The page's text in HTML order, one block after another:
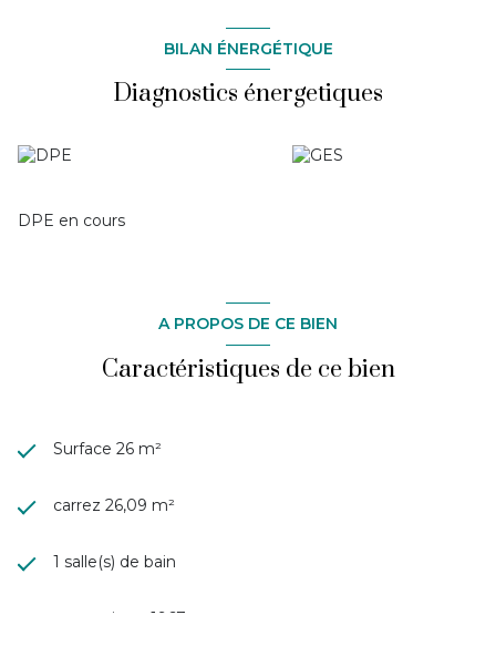
BILAN ÉNERGÉTIQUE
Diagnostics énergetiques
DPE en cours
A PROPOS DE CE BIEN
Caractéristiques de ce bien
Surface 26 m²
carrez 26,09 m²
1 salle(s) de bain
construit en 1967